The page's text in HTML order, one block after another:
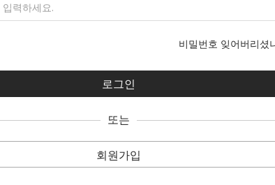
비밀번호 잊어버리셨
또는
회원가입